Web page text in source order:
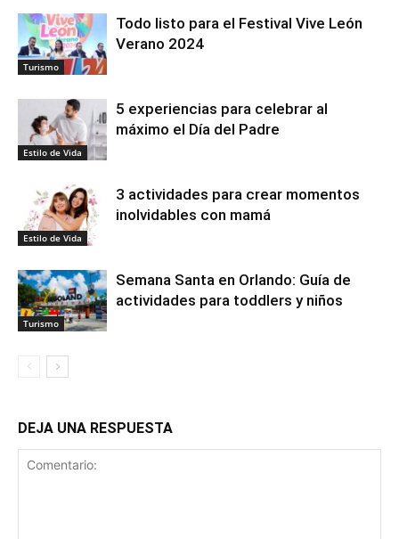
Turismo
Todo listo para el Festival Vive León
Verano 2024
Estilo de Vida
5 experiencias para celebrar al
máximo el Día del Padre
Estilo de Vida
3 actividades para crear momentos
inolvidables con mamá
Turismo
Semana Santa en Orlando: Guía de
actividades para toddlers y niños
DEJA UNA RESPUESTA